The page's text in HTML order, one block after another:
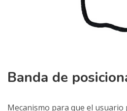
Banda de
Mecanismo para que el usuario